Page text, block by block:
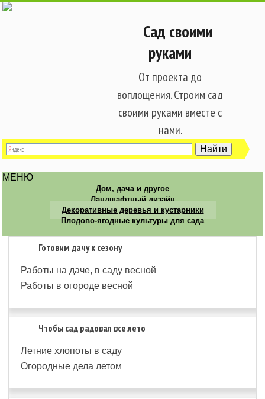
Сад своими
руками
От проекта до
воплощения. Строим сад
своими руками вместе с
нами.
МЕНЮ
Дом, дача и другое
Ландшафтный дизайн
Декоративные деревья и кустарники
Плодово-ягодные культуры для сада
Готовим дачу к сезону
Работы на даче, в саду весной
Работы в огороде весной
Чтобы сад радовал все лето
Летние хлопоты в саду
Огородные дела летом